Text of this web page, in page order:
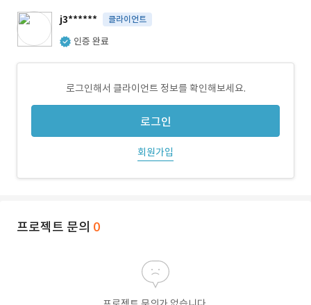
j3****** 클라이언트
인증 완료
로그인해서 클라이언트 정보를 확인해보세요.
로그인
회원가입
프로젝트 문의 0